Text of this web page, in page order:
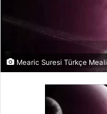
Mearic Suresi Türkçe Meali